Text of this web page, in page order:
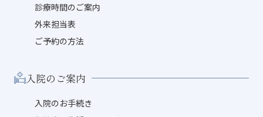
診療時間のご案内
外来担当表
ご予約の方法
入院のご案内
入院のお手続き